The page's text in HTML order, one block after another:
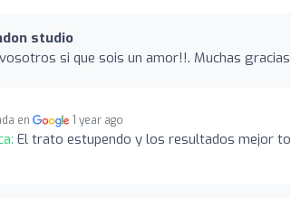
studio
si que sois un amor!!. Muchas
en 1 year ago
El trato estupendo y los resultados mejor